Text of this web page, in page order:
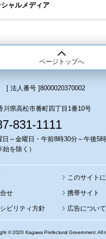
ャルメディア
ページトップへ
[ 法人番号 ]8000020370002
県高松市番町四丁目1番10号
831-1111
～金曜日・午前8時30分～午後5
始を除く）
このサイト
携帯サイト
ビリティ方針 広告について
© 2020 Kagawa Prefectural Government. All